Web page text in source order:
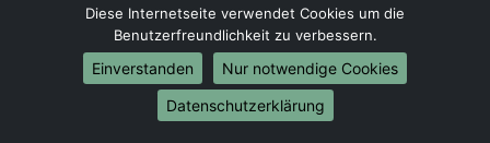
Umzug von Esslingen am Neckar nach Münster
Internationale-Umzüge
Umzug von Esslingen am Neckar nach Brasilien
Diese Internetseite verwendet Cookies um die
Benutzerfreundlichkeit zu verbessern.
Einverstanden
Nur notwendige Cookies
Datenschutzerklärung